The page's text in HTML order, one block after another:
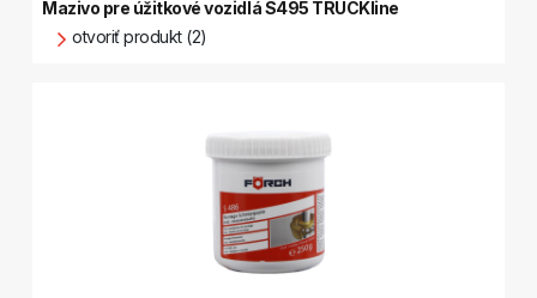
Mazivo pre úžitkové vozidlá S495 TRUCKline
otvoriť produkt (2)